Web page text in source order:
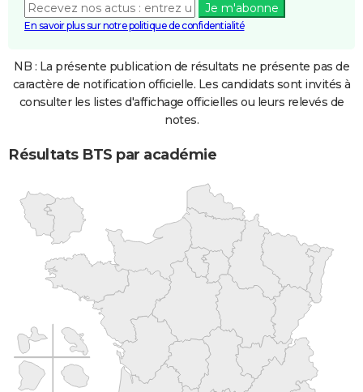
Je m'abonne
En savoir plus sur notre politique de confidentialité
NB : La présente publication de résultats ne présente pas de
caractère de notification officielle. Les candidats sont invités à
consulter les listes d'affichage officielles ou leurs relevés de
notes.
Résultats BTS par académie